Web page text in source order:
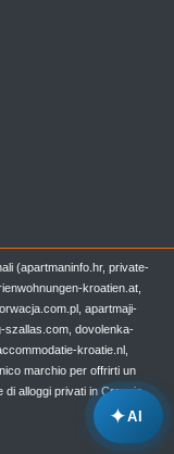
✦AI
(apartmaninfo.hr, private-
kroatien.at,
apartmaji-
szallas.com, dovolenka-
kroatie.nl,
marchio per offrirti un
alloggi privati in Croazia.